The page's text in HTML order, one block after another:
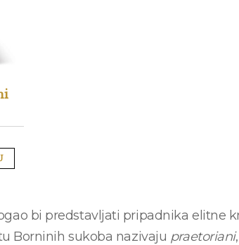
bi predstavljati pripadnika elitne
Borninih sukoba nazivaju praetoriani